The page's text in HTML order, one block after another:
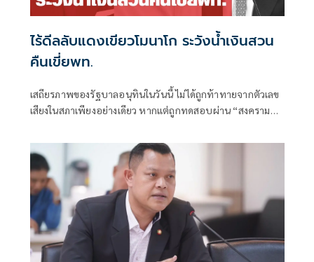
ไร้ดีลลับแดงเขียวโมนาโก ระวังน้ำเงินสวน
คืนเขี่ยพท.
เสถียรภาพของรัฐบาลอนุทินในวันนี้ ไม่ได้ถูกท้าทายจากตัวเลข
เสียงในสภาเพียงอย่างเดียว หากแต่ถูกทดสอบผ่าน “สงคราม
ข่ายอำนาจของพรรคภูมิใจไทย